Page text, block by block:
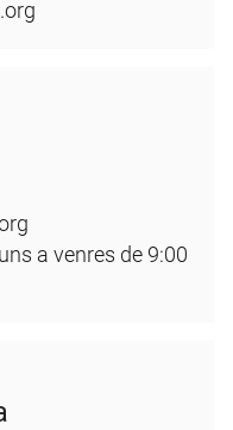
a venres de 9:00